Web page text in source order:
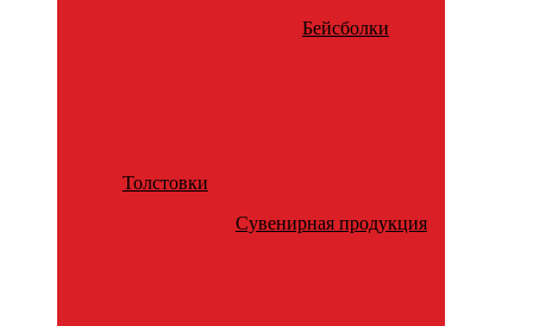
Бейсболки
Толстовки
Сувенирная продукция